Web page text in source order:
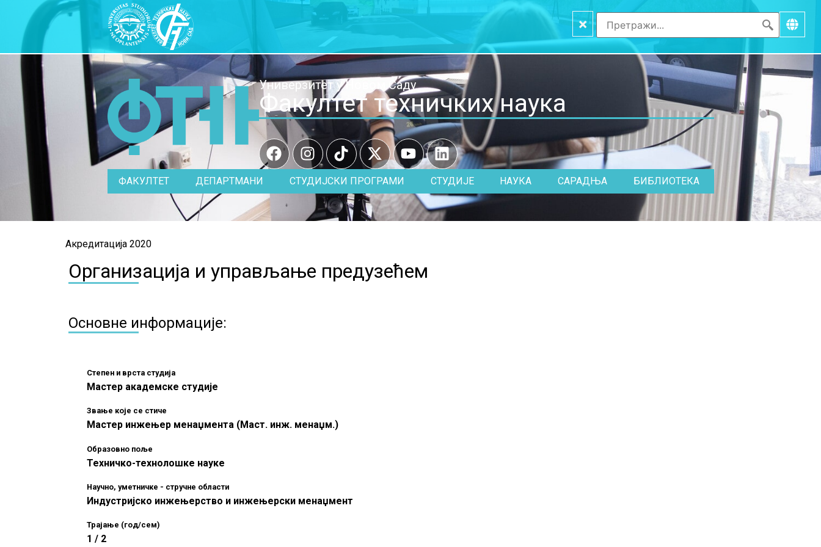
×
Универзитет у Новом Саду
Факултет техничких наука
ФАКУЛТЕТ ДЕПАРТМАНИ СТУДИЈСКИ ПРОГРАМИ СТУДИЈЕ НАУКА САРАДЊА БИБЛИОТЕКА
Акредитација 2020
Организација и управљање предузећем
Основне информације:
Степен и врста студија
Мастер академске студије
Звање које се стиче
Мастер инжењер менаџмента (Маст. инж. менаџм.)
Образовно поље
Техничко-технолошке науке
Научно, уметничке - стручне области
Индустријско инжењерство и инжењерски менаџмент
Трајање (год/сем)
1 / 2